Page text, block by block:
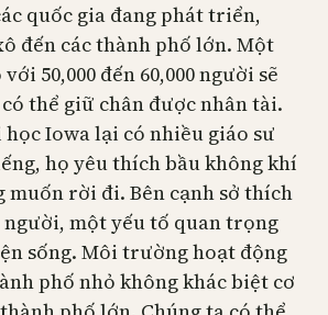
quốc gia đang phát triển,
đến các thành phố lớn. Một
50,000 đến 60,000 người sẽ
thể giữ chân được nhân tài.
Iowa lại có nhiều giáo sư
họ yêu thích bầu không khí
muốn rời đi. Bên cạnh sở thích
người, một yếu tố quan trọng
sống. Môi trường hoạt động
phố nhỏ không khác biệt cơ